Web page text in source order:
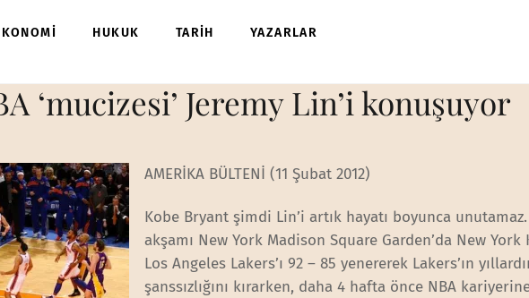
HUKUK TARİH YAZARLAR
‘mucizesi’ Jeremy Lin’i konuşuyor
AMERİKA BÜLTENİ (11 Şubat 2012)
Kobe Bryant şimdi Lin’i artık hayatı boyunca
akşamı New York Madison Square Garden’da New York
Los Angeles Lakers’ı 92 – 85 yenererek Lakers’ın
şanssızlığını kırarken, daha 4 hafta önce NBA